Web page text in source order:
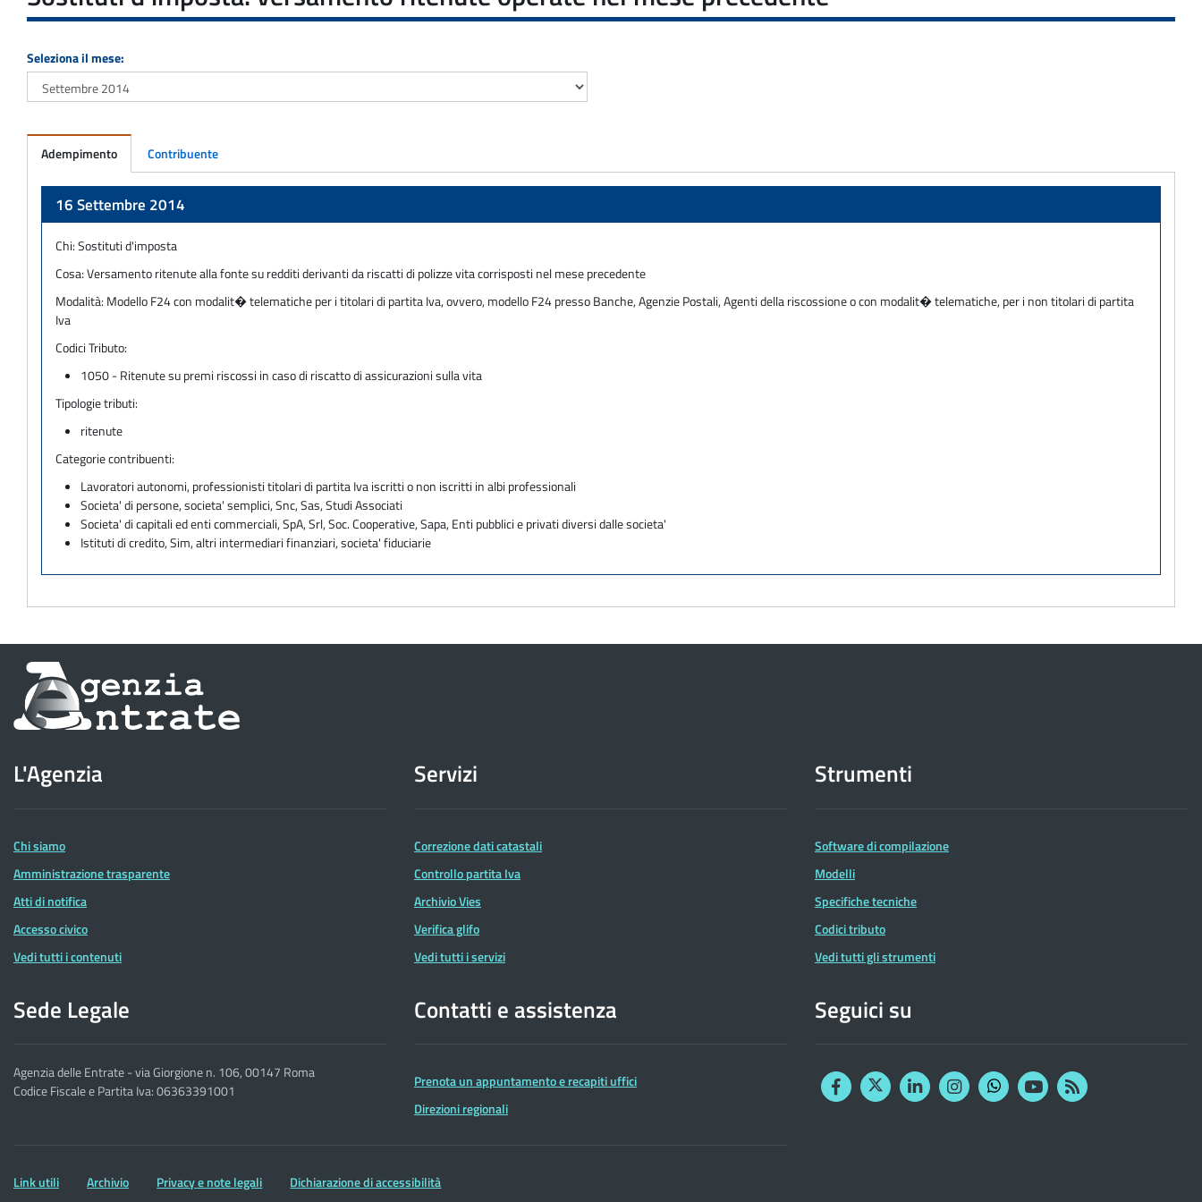
Seleziona il mese:
Adempimento Contribuente
16 Settembre 2014
Chi:Sostituti d'imposta
Cosa:Versamento ritenute alla fonte su redditi derivanti da riscatti di polizze vita corrisposti nel mese precedente
Modalità: Modello F24 con modalit� telematiche per i titolari di partita Iva, ovvero, modello F24 presso Banche, Agenzie Postali, Agenti della riscossione o con modalit� telematiche, per i non titolari di partita
Iva
Codici Tributo:
1050 - Ritenute su premi riscossi in caso di riscatto di assicurazioni sulla vita
Tipologie tributi:
ritenute
Categorie contribuenti:
Lavoratori autonomi, professionisti titolari di partita Iva iscritti o non iscritti in albi professionali
Societa' di persone, societa' semplici, Snc, Sas, Studi Associati
Societa' di capitali ed enti commerciali, SpA, Srl, Soc. Cooperative, Sapa, Enti pubblici e privati diversi dalle societa'
Istituti di credito, Sim, altri intermediari finanziari, societa' fiduciarie
Informazioni
sul
dell'Agenzia
delle
Entrate
L'Agenzia
Chi siamo
Amministrazione trasparente
Atti di notifica
Accesso civico
Vedi tutti i contenuti
Servizi
Correzione dati catastali
Controllo partita Iva
Archivio Vies
Verifica glifo
Vedi tutti i servizi
Strumenti
Software di compilazione
Modelli
Specifiche tecniche
Codici tributo
Vedi tutti gli strumenti
Sede Legale
Agenzia delle Entrate - via Giorgione n. 106, 00147 Roma
Codice Fiscale e Partita Iva: 06363391001
Contatti e assistenza
Prenota un appuntamento e recapiti uffici
Direzioni regionali
Seguici su
FacebookTwitterLinkedinInstagram
YouTubeRSS
Altre
Link utili Archivio Privacy e note legali Dichiarazione di accessibilità